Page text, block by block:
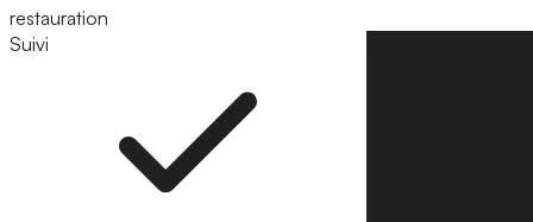
restauration
Suivi